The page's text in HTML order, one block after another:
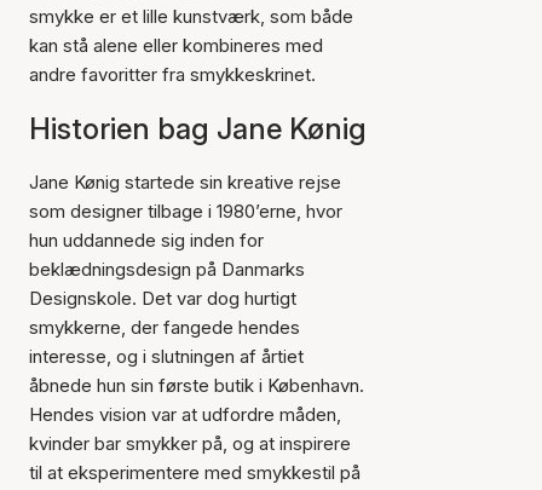
smykke er et lille kunstværk, som både
kan stå alene eller kombineres med
andre favoritter fra smykkeskrinet.
Historien bag Jane Kønig
Jane Kønig startede sin kreative rejse
som designer tilbage i 1980’erne, hvor
hun uddannede sig inden for
beklædningsdesign på Danmarks
Designskole. Det var dog hurtigt
smykkerne, der fangede hendes
interesse, og i slutningen af årtiet
åbnede hun sin første butik i København.
Hendes vision var at udfordre måden,
kvinder bar smykker på, og at inspirere
til at eksperimentere med smykkestil på